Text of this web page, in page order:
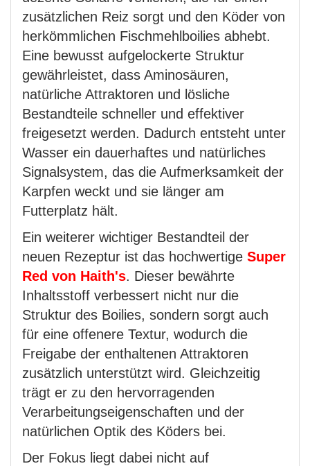
zusätzlichen Reiz sorgt und den Köder von
herkömmlichen Fischmehlboilies abhebt.
Eine bewusst aufgelockerte Struktur
gewährleistet, dass Aminosäuren,
natürliche Attraktoren und lösliche
Bestandteile schneller und effektiver
freigesetzt werden. Dadurch entsteht unter
Wasser ein dauerhaftes und natürliches
Signalsystem, das die Aufmerksamkeit der
Karpfen weckt und sie länger am
Futterplatz hält.
Ein weiterer wichtiger Bestandteil der
neuen Rezeptur ist das hochwertige Super
Red von Haith's. Dieser bewährte
Inhaltsstoff verbessert nicht nur die
Struktur des Boilies, sondern sorgt auch
für eine offenere Textur, wodurch die
Freigabe der enthaltenen Attraktoren
zusätzlich unterstützt wird. Gleichzeitig
trägt er zu den hervorragenden
Verarbeitungseigenschaften und der
natürlichen Optik des Köders bei.
Der Fokus liegt dabei nicht auf